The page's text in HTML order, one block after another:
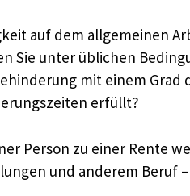
auf dem allgemeinen
Sie unter üblichen
mit einem Grad
erfüllt?
Person zu einer Rente
und anderem